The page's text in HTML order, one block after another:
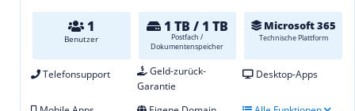
1
Benutzer
1 TB / 1 TB
Postfach /
Dokumentenspeicher
Microsoft 365
Technische Plattform
Telefonsupport
Geld-zurück-
Garantie
Desktop-Apps